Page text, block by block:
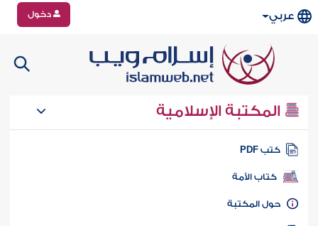
عربي دخول
المكتبة الإسلامية
كتب PDF
كتاب الأمة